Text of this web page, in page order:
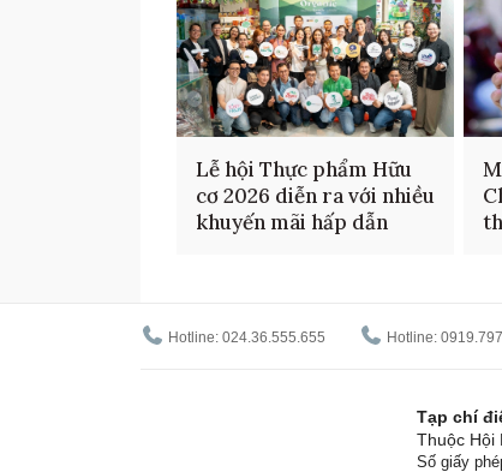
Lễ hội Thực phẩm Hữu
cơ 2026 diễn ra với nhiều
khuyến mãi hấp dẫn
Hotline: 024.36.555.655 Hotline:
Tạp chí
Thuộc Hội
Số giấy